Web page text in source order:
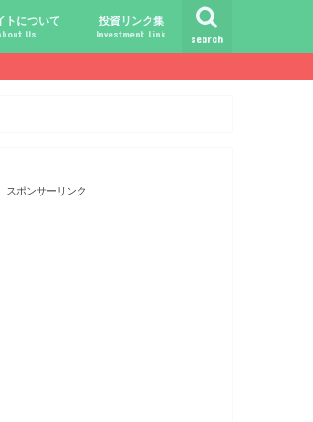
search
代？
！！
トについて
Us
投資リンク集
Investment Link
スポンサーリンク